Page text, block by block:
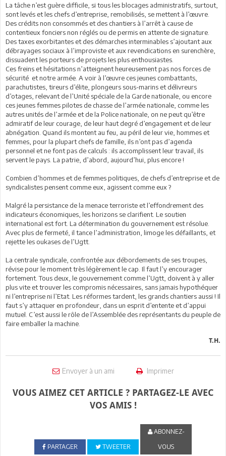
La tâche n’est guère difficile, si tous les blocages administratifs, surtout,
sont levés et les chefs d’entreprise, remobilisés, se mettent à l’œuvre.
Des crédits non consommés et des chantiers à l’arrêt à cause de
contentieux fonciers non réglés ou de permis en attente de signature.
Des taxes exorbitantes et des démarches interminables s’ajoutant aux
débrayages sociaux à l’improviste et aux revendications en surenchère,
dissuadent les porteurs de projets les plus enthousiastes.
Ces freins et hésitations n’atteignent heureusement pas nos forces de
sécurité et notre armée. A voir à l’œuvre ces jeunes combattants,
parachutistes, tireurs d’élite, plongeurs sous-marins et délivreurs
d’otages, relevant de l’Unité spéciale de la Garde nationale, ou encore
ces jeunes femmes pilotes de chasse de l’armée nationale, comme les
autres unités de l’armée et de la Police nationale, on ne peut qu’être
admiratif de leur courage, de leur haut degré d’engagement et de leur
abnégation. Quand ils montent au feu, au péril de leur vie, hommes et
femmes, pour la plupart chefs de famille, ils n’ont pas d’agenda
personnel et ne font pas de calculs : ils accomplissent leur travail, ils
servent le pays. La patrie, d’abord, aujourd’hui, plus encore !
Combien d’hommes et de femmes politiques, de chefs d’entreprise et de
syndicalistes pensent comme eux, agissent comme eux ?
Malgré la persistance de la menace terroriste et l’effondrement des
indicateurs économiques, les horizons se clarifient. Le soutien
international est fort. La détermination du gouvernement est résolue.
Avec plus de fermeté, il tance l’administration, limoge les défaillants, et
rejette les oukases de l’Ugtt.
La centrale syndicale, confrontée aux débordements de ses troupes,
révise pour le moment très légèrement le cap. Il faut l’y encourager
fortement. Tous deux, le gouvernement comme l’Ugtt, doivent à y aller
plus vite et trouver les compromis nécessaires, sans jamais hypothéquer
ni l’entreprise ni l’Etat. Les réformes tardent, les grands chantiers aussi ! Il
faut s’y attaquer en profondeur, dans un esprit d’entente et d’appui
mutuel. C’est aussi le rôle de l’Assemblée des représentants du peuple de
faire emballer la machine.
T.H.
Envoyer à un ami Imprimer
VOUS AIMEZ CET ARTICLE ? PARTAGEZ-LE AVEC
VOS AMIS !
PARTAGER TWEETER
ABONNEZ-
VOUS